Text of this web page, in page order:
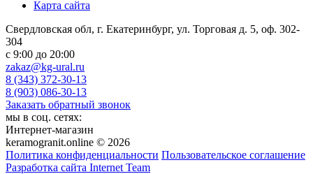
Карта сайта
Свердловская обл, г. Екатеринбург, ул. Торговая д. 5, оф. 302-
304
c 9:00 до 20:00
zakaz@kg-ural.ru
8 (343) 372-30-13
8 (903) 086-30-13
Заказать обратный звонок
мы в соц. сетях:
Интернет-магазин
keramogranit.online © 2026
Политика конфиденциальности Пользовательское соглашение
Разработка сайта Internet Team